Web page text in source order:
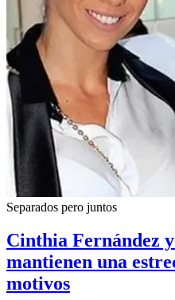
Separados pero juntos
Cinthia Fernández
mantienen una
motivos